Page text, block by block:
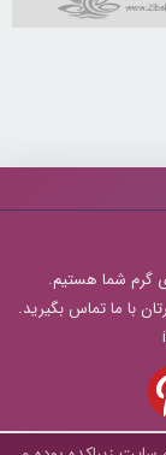
با ما تماس بگیرید.